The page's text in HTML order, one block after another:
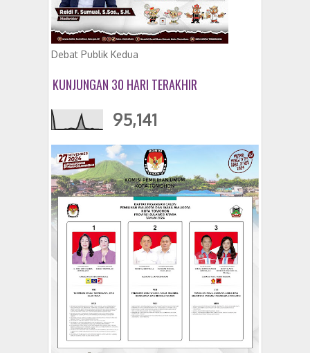
Debat Publik Kedua
KUNJUNGAN 30 HARI TERAKHIR
95,141